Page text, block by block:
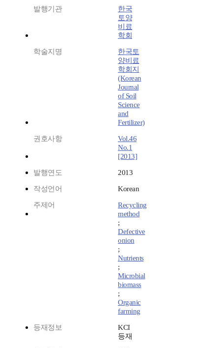
발행기관
한국
토양
비료
학회
학술지명
한국토
양비료
학회지
(Korean
Journal
of Soil
Science
and
Fertilizer)
권호사항
Vol.46
No.1
[2013]
발행연도 2013
작성언어 Korean
주제어
Recycling
method
;
Defective
onion
;
Nutrients
;
Microbial
biomass
;
Organic
farming
등재정보
KCI
등재